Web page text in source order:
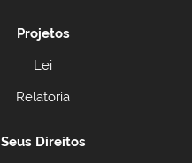
Projetos
Lei
Relatoria
Seus Direitos